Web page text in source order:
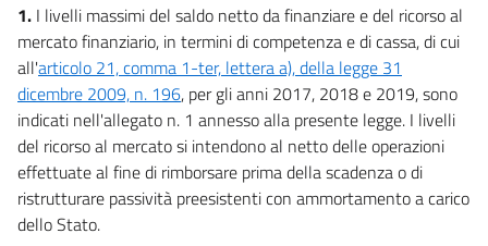
19
Allegati
Allegato 1
Allegato 1
Allegato A
Allegato A
1. I livelli massimi del saldo netto da finanziare e del ricorso al
mercato finanziario, in termini di competenza e di cassa, di cui
all'articolo 21, comma 1-ter, lettera a), della legge 31
dicembre 2009, n. 196, per gli anni 2017, 2018 e 2019, sono
indicati nell'allegato n. 1 annesso alla presente legge. I livelli
del ricorso al mercato si intendono al netto delle operazioni
effettuate al fine di rimborsare prima della scadenza o di
ristrutturare passività preesistenti con ammortamento a carico
dello Stato.